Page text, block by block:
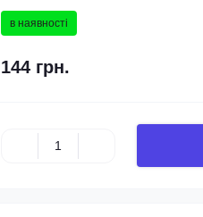
в наявності
144 грн.